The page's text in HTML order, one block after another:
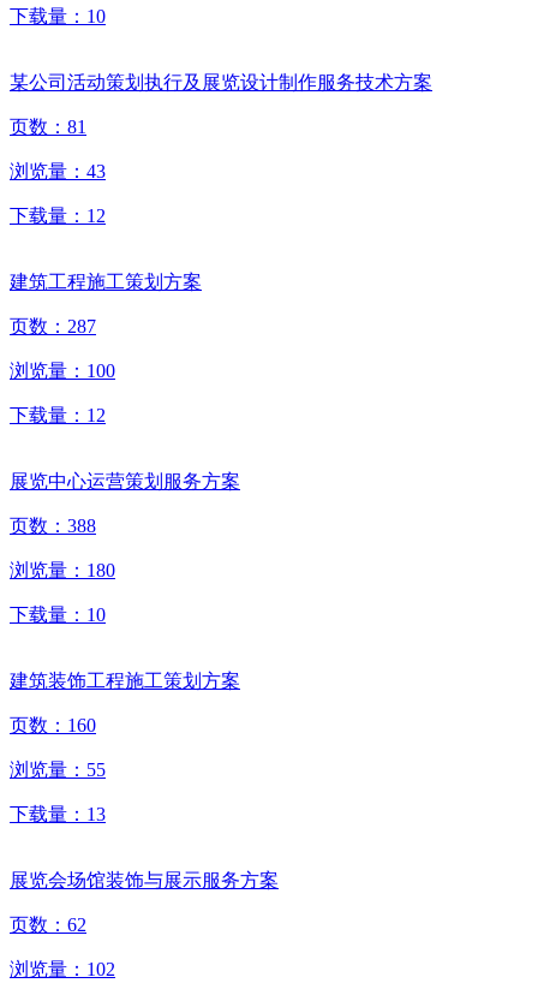
下载量： 10
某公司活动策划执行及展览设计制作服务技术方案
页数： 81
浏览量： 43
下载量： 12
建筑工程施工策划方案
页数： 287
浏览量： 100
下载量： 12
展览中心运营策划服务方案
页数： 388
浏览量： 180
下载量： 10
建筑装饰工程施工策划方案
页数： 160
浏览量： 55
下载量： 13
展览会场馆装饰与展示服务方案
页数： 62
浏览量： 102